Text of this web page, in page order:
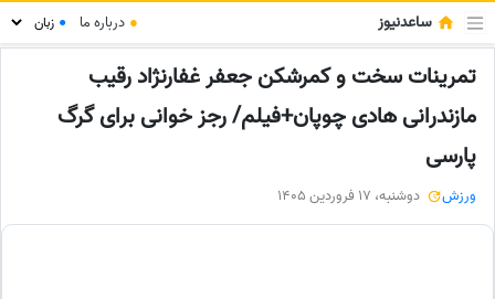
ساعدنیوز ● درباره ما ●
تمرینات سخت و کمرشکن جعفر غفارنژاد رقیب
مازندرانی هادی چوپان+فیلم/ رجز خوانی برای گرگ
پارسی
ورزش دوشنبه، 17 فروردین 1405